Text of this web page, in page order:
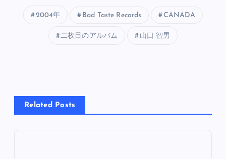
2004年 Bad Taste Records CANADA
二枚目のアルバム 山口 智男
Related Posts